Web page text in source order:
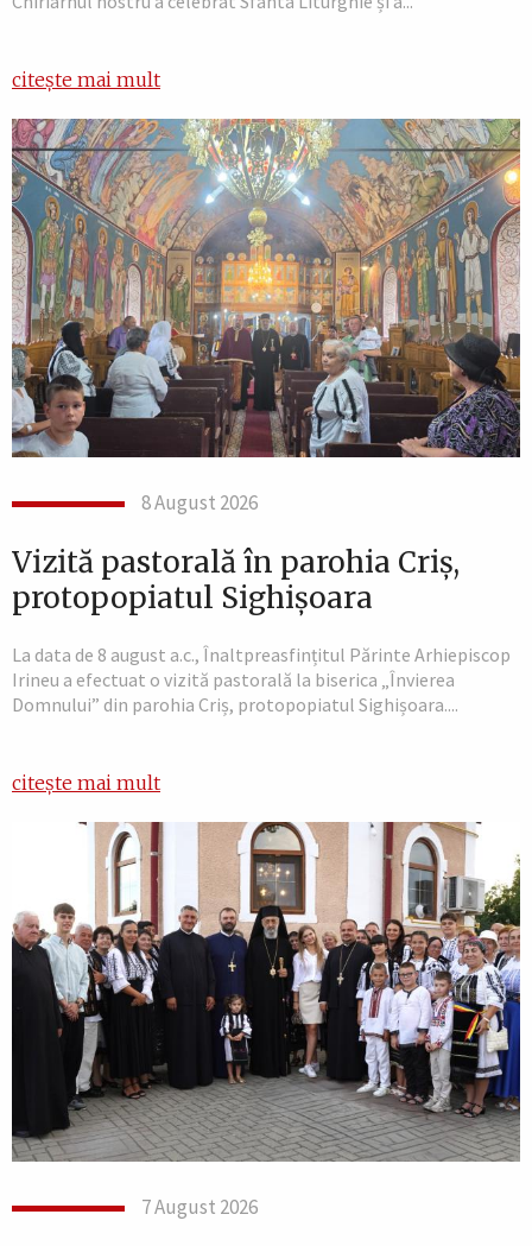
citește mai mult
8 August 2026
Vizită pastorală în parohia Criș,
protopopiatul Sighișoara
La data de 8 august a.c., Înaltpreasfințitul Părinte Arhiepiscop
Irineu a efectuat o vizită pastorală la biserica „Învierea
Domnului” din parohia Criș, protopopiatul Sighișoara....
citește mai mult
7 August 2026